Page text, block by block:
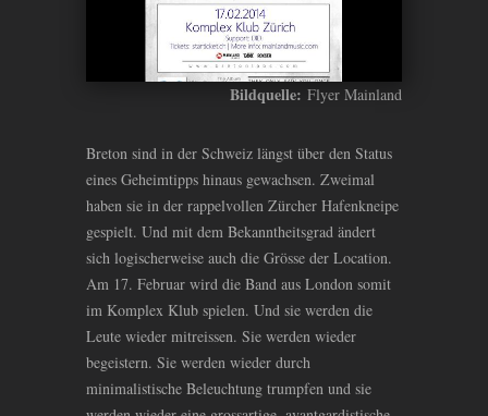
Bildquelle: Flyer Mainland
Breton sind in der Schweiz längst über den Status
eines Geheimtipps hinaus gewachsen. Zweimal
haben sie in der rappelvollen Zürcher Hafenkneipe
gespielt. Und mit dem Bekanntheitsgrad ändert
sich logischerweise auch die Grösse der Location.
Am 17. Februar wird die Band aus London somit
im Komplex Klub spielen. Und sie werden die
Leute wieder mitreissen. Sie werden wieder
begeistern. Sie werden wieder durch
minimalistische Beleuchtung trumpfen und sie